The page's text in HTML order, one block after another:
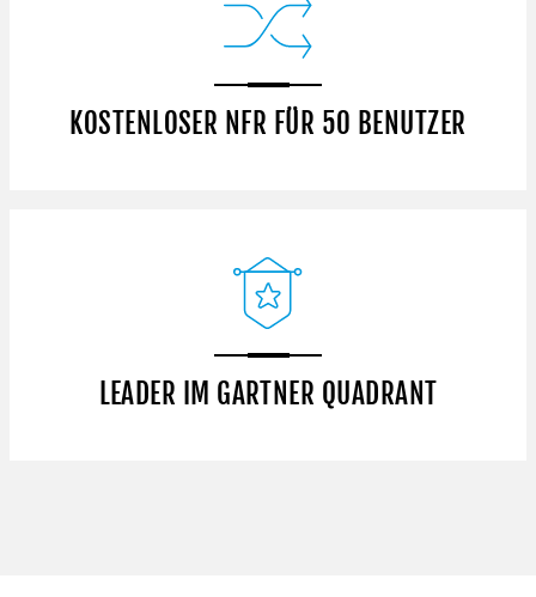
KOSTENLOSER NFR FÜR 50 BENUTZER
LEADER IM GARTNER QUADRANT